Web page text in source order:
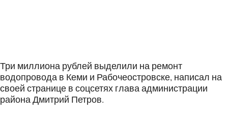
Три миллиона рублей выделили на ремонт
водопровода в Кеми и Рабочеостровске, написал на
своей странице в соцсетях глава администрации
района Дмитрий Петров.